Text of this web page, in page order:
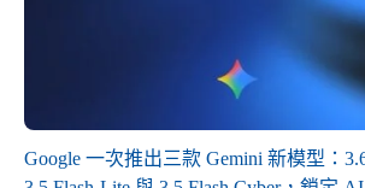
Google 一次推出三款 Gemini 新模型：3.6